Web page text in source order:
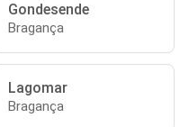
Gondesende
Bragança
Lagomar
Bragança